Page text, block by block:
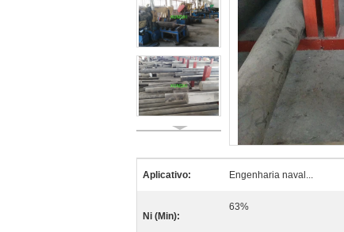
Aplicativo: Engenharia naval...
Ni (Min):
63%